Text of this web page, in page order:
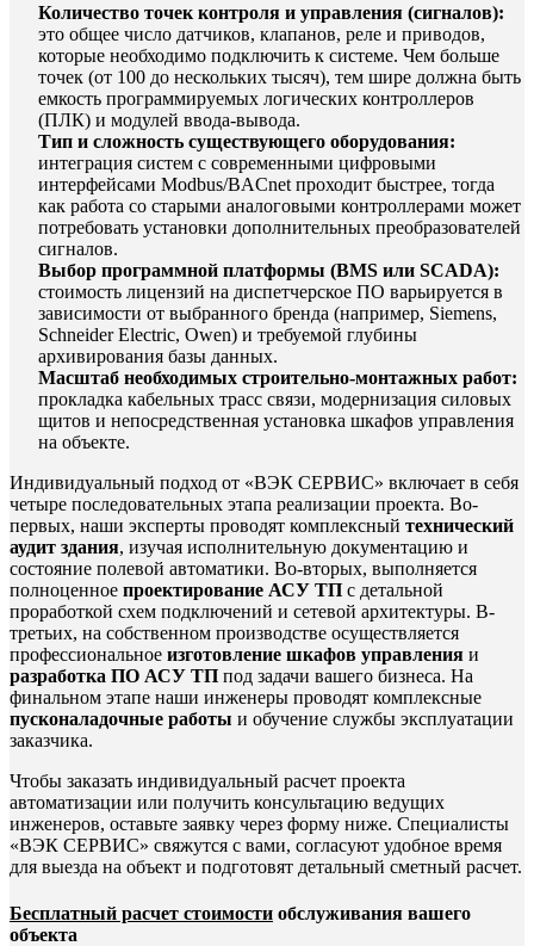
Количество точек контроля и управления (сигналов):
это общее число датчиков, клапанов, реле и приводов,
которые необходимо подключить к системе. Чем больше
точек (от 100 до нескольких тысяч), тем шире должна быть
емкость программируемых логических контроллеров
(ПЛК) и модулей ввода-вывода.
Тип и сложность существующего оборудования:
интеграция систем с современными цифровыми
интерфейсами Modbus/BACnet проходит быстрее, тогда
как работа со старыми аналоговыми контроллерами может
потребовать установки дополнительных преобразователей
сигналов.
Выбор программной платформы (BMS или SCADA):
стоимость лицензий на диспетчерское ПО варьируется в
зависимости от выбранного бренда (например, Siemens,
Schneider Electric, Owen) и требуемой глубины
архивирования базы данных.
Масштаб необходимых строительно-монтажных работ:
прокладка кабельных трасс связи, модернизация силовых
щитов и непосредственная установка шкафов управления
на объекте.
Индивидуальный подход от «ВЭК СЕРВИС» включает в себя
четыре последовательных этапа реализации проекта. Во-
первых, наши эксперты проводят комплексный технический
аудит здания, изучая исполнительную документацию и
состояние полевой автоматики. Во-вторых, выполняется
полноценное проектирование АСУ ТП с детальной
проработкой схем подключений и сетевой архитектуры. В-
третьих, на собственном производстве осуществляется
профессиональное изготовление шкафов управления и
разработка ПО АСУ ТП под задачи вашего бизнеса. На
финальном этапе наши инженеры проводят комплексные
пусконаладочные работы и обучение службы эксплуатации
заказчика.
Чтобы заказать индивидуальный расчет проекта
автоматизации или получить консультацию ведущих
инженеров, оставьте заявку через форму ниже. Специалисты
«ВЭК СЕРВИС» свяжутся с вами, согласуют удобное время
для выезда на объект и подготовят детальный сметный расчет.
Бесплатный расчет стоимости обслуживания вашего
объекта